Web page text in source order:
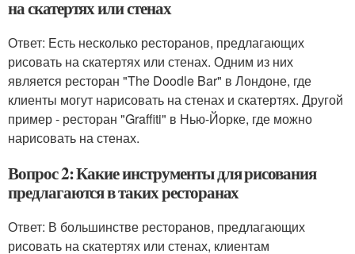
на скатертях или стенах
Ответ: Есть несколько ресторанов, предлагающих
рисовать на скатертях или стенах. Одним из них
является ресторан "The Doodle Bar" в Лондоне, где
клиенты могут нарисовать на стенах и скатертях. Другой
пример - ресторан "Graffiti" в Нью-Йорке, где можно
нарисовать на стенах.
Вопрос 2: Какие инструменты для рисования
предлагаются в таких ресторанах
Ответ: В большинстве ресторанов, предлагающих
рисовать на скатертях или стенах, клиентам